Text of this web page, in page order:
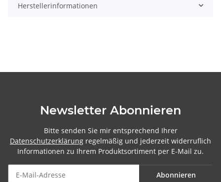
Herstellerinformationen
Newsletter Abonnieren
Bitte senden Sie mir entsprechend Ihrer
Datenschutzerklärung regelmäßig und jederzeit widerruflich
Informationen zu Ihrem Produktsortiment per E-Mail zu.
Abonnieren